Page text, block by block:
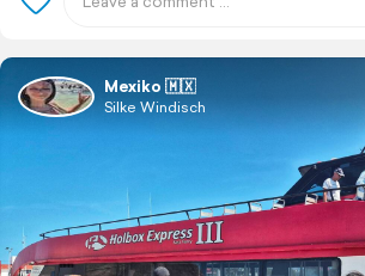
Mexiko 🇲🇽
Silke Windisch